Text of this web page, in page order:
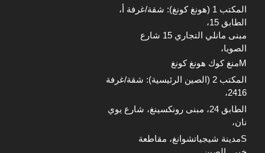
المكتب 1 (هونغ كونغ): شقة/غرفة أ،
الطابق 15،
مبنى مانلي التجاري 15 شارع
الصويا،
Mمنغ كوك هونغ كونغ
المكتب 2 (الصين الرئيسية): شقة/غرفة
2416،
الطابق 24، مبنى رونكسينغ، شارع يوي
نان،
Sمدينة شيجياتشوانغ، مقاطعة